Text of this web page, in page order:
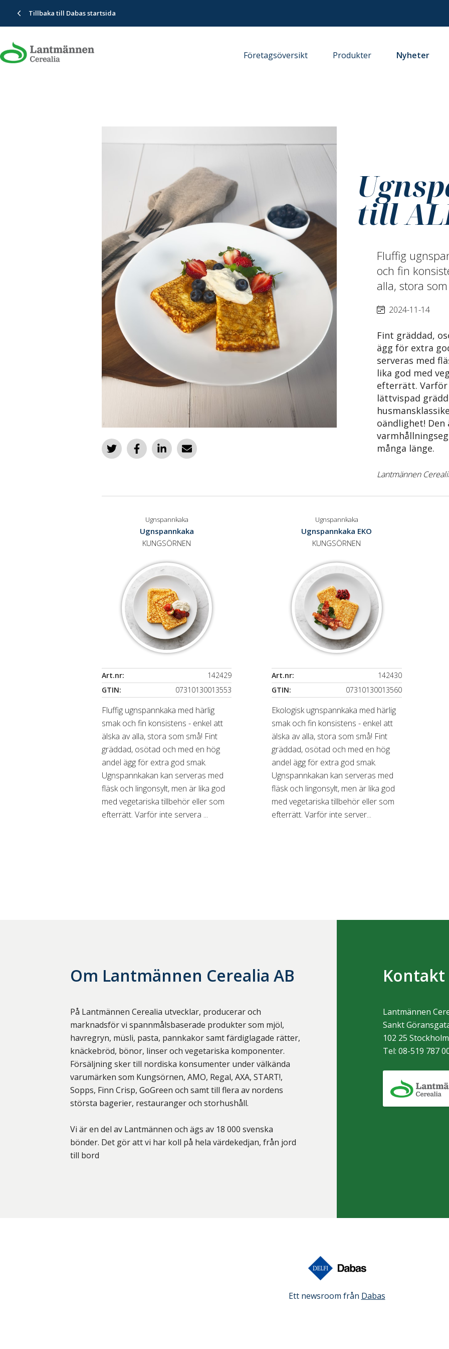
Tillbaka till Dabas startsida
Företagsöversikt Produkter Nyheter
till
Fluffig
och fin
alla, stora
2024-11-14
Fint gräddad,
ägg för extra
serveras med
lika god med
efterrätt. Varför
lättvispad
oändlighet!
många länge.
Lantmännen
Ugnspannkaka
Ugnspannkaka
KUNGSÖRNEN
Art.nr:
142429
GTIN:
07310130013553
Fluffig ugnspannkaka med härlig
smak och fin konsistens - enkel att
älska av alla, stora som små! Fint
gräddad, osötad och med en hög
andel ägg för extra god smak.
Ugnspannkakan kan serveras med
fläsk och lingonsylt, men är lika god
med vegetariska tillbehör eller som
efterrätt. Varför inte servera ...
Ugnspannkaka
Ugnspannkaka EKO
KUNGSÖRNEN
Art.nr:
142430
GTIN:
07310130013560
Ekologisk ugnspannkaka med härlig
smak och fin konsistens - enkel att
älska av alla, stora som små! Fint
gräddad, osötad och med en hög
andel ägg för extra god smak.
Ugnspannkakan kan serveras med
fläsk och lingonsylt, men är lika god
med vegetariska tillbehör eller som
efterrätt. Varför inte server...
Om Lantmännen Cerealia AB
På Lantmännen Cerealia utvecklar, producerar och
marknadsför vi spannmålsbaserade produkter som mjöl,
havregryn, müsli, pasta, pannkakor samt färdiglagade rätter,
knäckebröd, bönor, linser och vegetariska komponenter.
Försäljning sker till nordiska konsumenter under välkända
varumärken som Kungsörnen, AMO, Regal, AXA, START!,
Sopps, Finn Crisp, GoGreen och samt till flera av nordens
största bagerier, restauranger och storhushåll.
Vi är en del av Lantmännen och ägs av 18 000 svenska
bönder. Det gör att vi har koll på hela värdekedjan, från jord
till bord
Kontakt
Lantmännen
Sankt
102 25Stockholm
Tel:08-519 787
Ett newsroom från Dabas